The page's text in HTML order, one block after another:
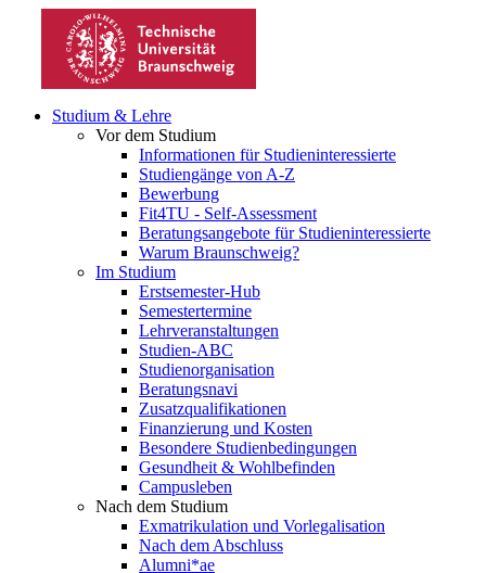
Studium & Lehre
Vor dem Studium
Informationen für Studieninteressierte
Studiengänge von A-Z
Bewerbung
Fit4TU - Self-Assessment
Beratungsangebote für Studieninteressierte
Warum Braunschweig?
Im Studium
Erstsemester-Hub
Semestertermine
Lehrveranstaltungen
Studien-ABC
Studienorganisation
Beratungsnavi
Zusatzqualifikationen
Finanzierung und Kosten
Besondere Studienbedingungen
Gesundheit & Wohlbefinden
Campusleben
Nach dem Studium
Exmatrikulation und Vorlegalisation
Nach dem Abschluss
Alumni*ae